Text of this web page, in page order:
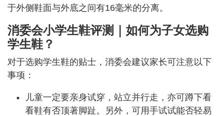
于外侧鞋面与外底之间有16毫米的分离。
消委会小学生鞋评测｜如何为子女选购
学生鞋？
对于选购学生鞋的贴士，消委会建议家长可注意以下
事项：
儿童一定要亲身试穿，站立并行走，亦可蹲下看
看鞋有否顶著脚趾。另外，可用手试试能否轻易